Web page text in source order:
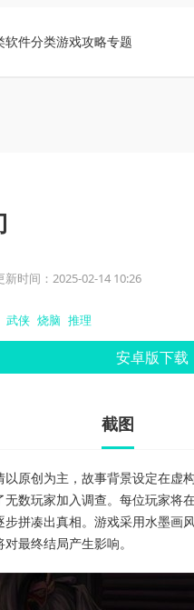
软件分类游戏攻略专题
新时间：2025-02-14 10:26
武侠 烧脑 推理
安卓版下载
截图
原创为主，故事背景设定在虚
数玩家加入调查。每位玩家将
拼凑出真相。游戏采用水墨画
最终结局产生影响。